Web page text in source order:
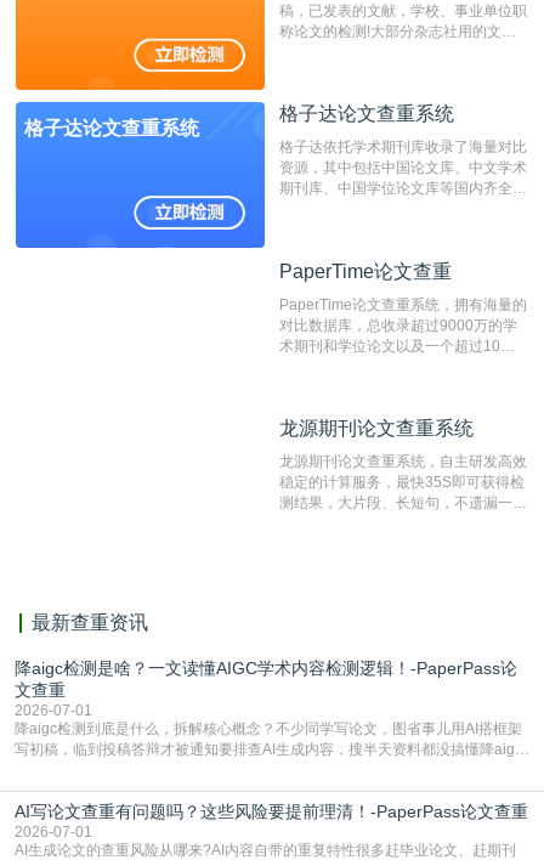
稿，已发表的文献，学校、事业单位职
称论文的检测!大部分杂志社用的文献
编辑部检测来稿和已发表的文献,检测
测时注意填写第一作者,才能排除已发
表文献复制比。（限制字符数1万）
格子达论文查重系统
格子达论文查重系统
格子达依托学术期刊库收录了海量对比
资源，其中包括中国论文库、中文学术
期刊库、中国学位论文库等国内齐全的
系统，可检测中文、英文两种语言的论
PaperTime论文查重
PaperTime论文查重系统，拥有海量的
对比数据库，总收录超过9000万的学
术期刊和学位论文以及一个超过10亿
对，利用指纹索引快速而精准地在云检
有相似的片段，该项技术检测速度快、
准确率高，市场反映良好。
龙源期刊论文查重系统
龙源期刊论文查重系统，自主研发高效
稳定的计算服务，最快35S即可获得检
测结果，大片段、长短句，不遗漏一处
最新查重资讯
降aigc检测是啥？一文读懂AIGC学术内容检测逻辑！-PaperPass论
文查重
2026-07-01
降aigc检测到底是什么，拆解核心概念？不少同学写论文，图省事儿用AI搭框架
写初稿，临到投稿答辩才被通知要排查AI生成内容，搜半天资料都没搞懂降aigc
怕是已经入行的科研人员，不少人也搞不清降aigc检测是啥，对相关要求摸不
准。其实，降aigc检测是伴随AIGC工具在学术领域普及诞生的新需求，核心是为
了满足现在高校、期刊对AI生
AI写论文查重有问题吗？这些风险要提前理清！-PaperPass论文查重
2026-07-01
AI生成论文的查重风险从哪来?AI内容自带的重复特性很多赶毕业论文、赶期刊